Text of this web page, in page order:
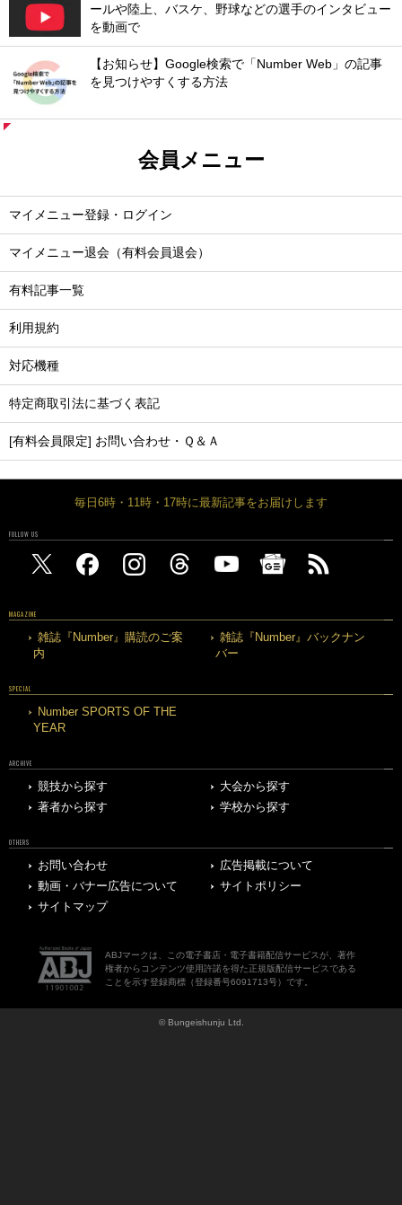
ールや陸上、バスケ、野球などの選手のインタビュー
を動画で
【お知らせ】Google検索で「Number Web」の記事
を見つけやすくする方法
会員メニュー
マイメニュー登録・ログイン
マイメニュー退会（有料会員退会）
有料記事一覧
利用規約
対応機種
特定商取引法に基づく表記
[有料会員限定] お問い合わせ・Ｑ＆Ａ
毎日6時・11時・17時に最新記事をお届けします
FOLLOW US
MAGAZINE
雑誌『Number』購読のご案
内
雑誌『Number』バックナン
バー
SPECIAL
Number SPORTS OF THE
YEAR
ARCHIVE
競技から探す
大会から探す
著者から探す
学校から探す
OTHERS
お問い合わせ
広告掲載について
動画・バナー広告について
サイトポリシー
サイトマップ
ABJマークは、この電子書店・電子書籍配信サービスが、著作
権者からコンテンツ使用許諾を得た正規版配信サービスである
ことを示す登録商標（登録番号6091713号）です。
© Bungeishunju Ltd.